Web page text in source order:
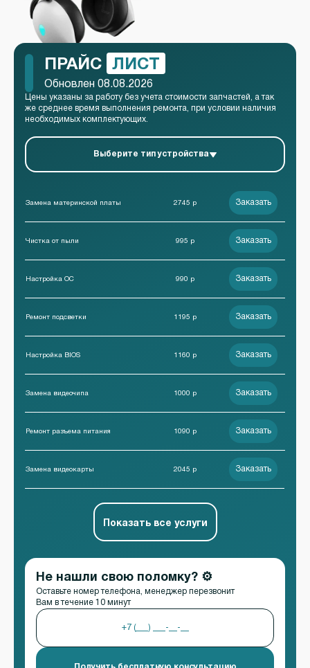
ПРАЙС ЛИСТ
Обновлен 08.08.2026
Цены указаны за работу без учета стоимости запчастей, а так
же среднее время выполнения ремонта, при условии наличия
необходимых комплектующих.
Выберите тип устройства
Замена материнской платы 2745 р Заказать
Чистка от пыли 995 р Заказать
Настройка ОС 990 р Заказать
Ремонт подсветки 1195 р Заказать
Настройка BIOS 1160 р Заказать
Замена видеочипа 1000 р Заказать
Ремонт разъема питания 1090 р Заказать
Замена видеокарты 2045 р Заказать
Показать все услуги
Не нашли свою поломку? ⚙️
Оставьте номер телефона, менеджер перезвонит
Вам в течение 10 минут